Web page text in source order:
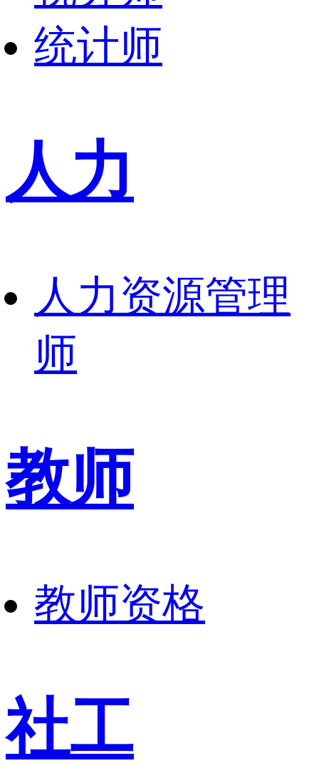
统计师
人力
人力资源管理
师
教师
教师资格
社工